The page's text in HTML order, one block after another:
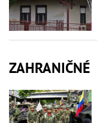
ZAHRANIČNÉ